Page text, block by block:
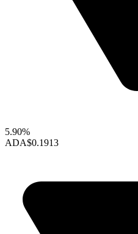
5.90%
ADA$0.1913